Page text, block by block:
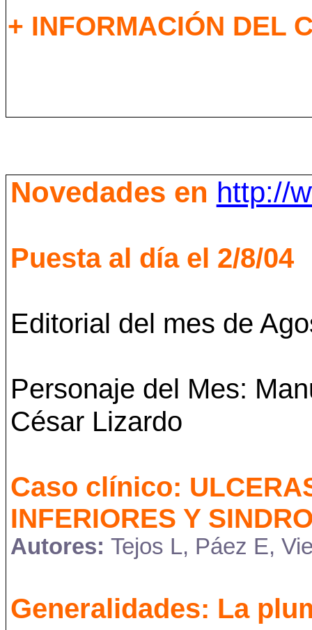
+ INFORMACIÓN DEL
Novedades en http://
Puesta al día el 2/8/04
Editorial del mes de
Personaje del Mes:
César Lizardo
Caso clínico:
INFERIORES Y
Autores: Tejos L, Páez E,
Generalidades: La